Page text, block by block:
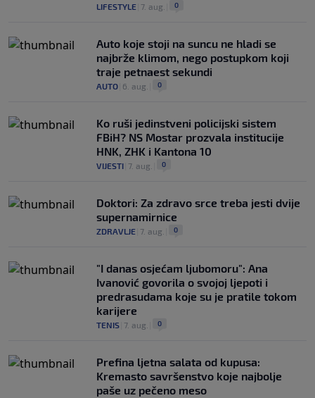
LIFESTYLE 7. aug. 0
Auto koje stoji na suncu ne hladi se
najbrže klimom, nego postupkom koji
traje petnaest sekundi
AUTO 6. aug. 0
Ko ruši jedinstveni policijski sistem
FBiH? NS Mostar prozvala institucije
HNK, ZHK i Kantona 10
VIJESTI 7. aug. 0
Doktori: Za zdravo srce treba jesti dvije
supernamirnice
ZDRAVLJE 7. aug. 0
"I danas osjećam ljubomoru": Ana
Ivanović govorila o svojoj ljepoti i
predrasudama koje su je pratile tokom
karijere
TENIS 7. aug. 0
Prefina ljetna salata od kupusa:
Kremasto savršenstvo koje najbolje
paše uz pečeno meso